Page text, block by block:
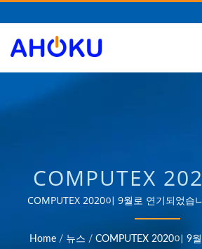
COMPUTEX
연기 | 대만의
제품 공급업체 |
COMPUTEX 2020이 9월로 연기되었습
동차 및 소비자 시장 등 다양한 분야의
션 요구를 충족하는 제품을 제공하는 35
Home / 뉴스 / COMPUTEX 2020이 9